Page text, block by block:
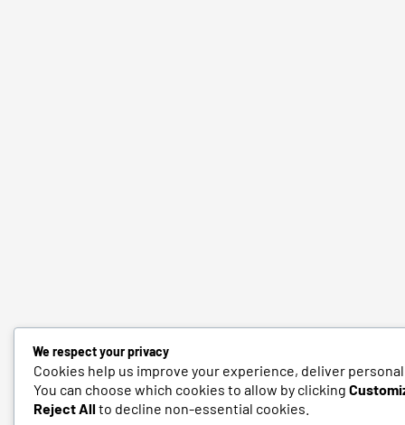
We respect your privacy
Cookies help us improve your experience, deliver
You can choose which cookies to allow by clicking
Reject Allto decline non-essential cookies.